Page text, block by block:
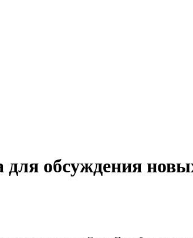
обсуждения